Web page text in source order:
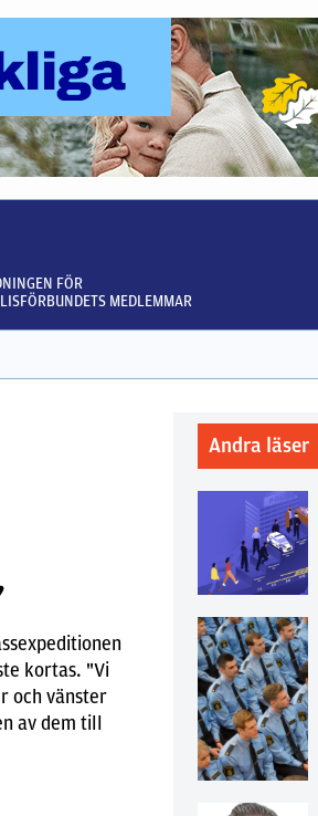
FÖR
MEDLEMMAR
kortas. "Vi
och vänster
av dem till
Andra läser